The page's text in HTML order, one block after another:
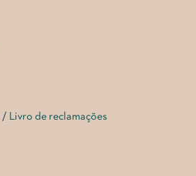
/ Livro de reclamações